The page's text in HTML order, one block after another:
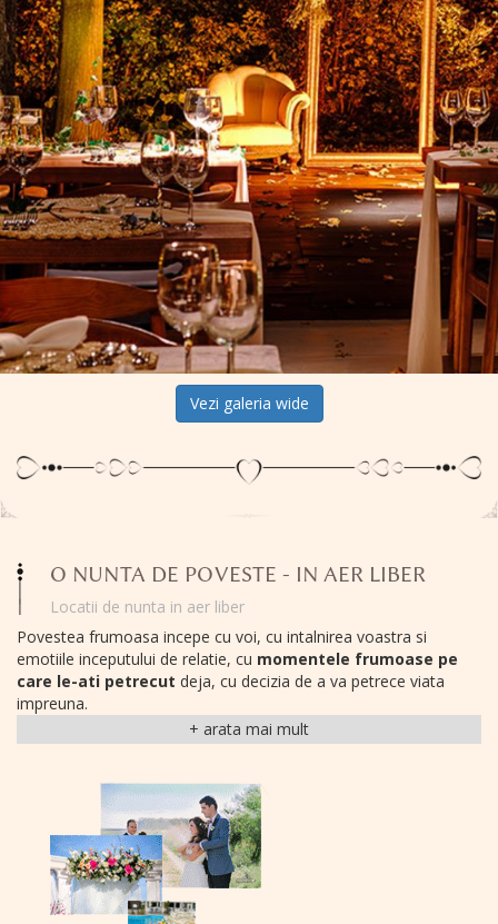
Vezi galeria wide
O NUNTA DE POVESTE - IN AER LIBER
Locatii de nunta in aer liber
Povestea frumoasa incepe cu voi, cu intalnirea voastra si
emotiile inceputului de relatie, cu momentele frumoase pe
care le-ati petrecut deja, cu decizia de a va petrece viata
impreuna.
Si ea continua acum cu un moment frumos, important si unic in
Pentru voi am creatlocatiile de nunta TreeHouse,
in mijlocul naturiicu elemente naturale frumoase, de
poveste.
Orice copil intrebat va descrie olocatie
mijlocul naturii,in padure,